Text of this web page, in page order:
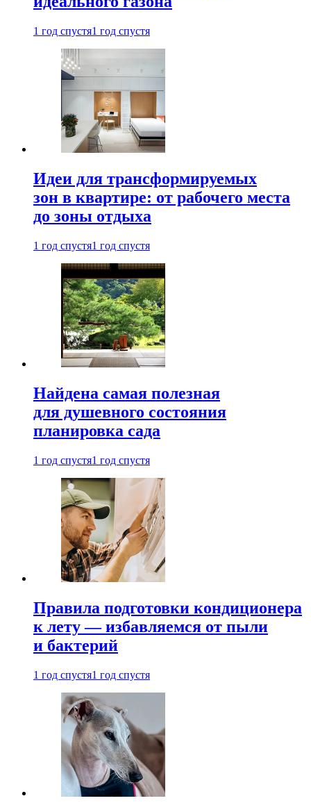
1 год спустя1 год спустя
Идеи для трансформируемых
зон в квартире: от рабочего места
до зоны отдыха
1 год спустя1 год спустя
Найдена самая полезная
для душевного состояния
планировка сада
1 год спустя1 год спустя
Правила подготовки кондиционера
к лету — избавляемся от пыли
и бактерий
1 год спустя1 год спустя